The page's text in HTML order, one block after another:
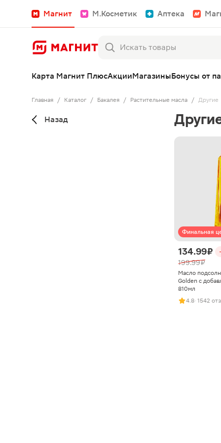
Магнит М.Косметик Аптека
Карта Магнит ПлюсАкцииМагазиныБонусы от
Главная / Каталог / Бакалея / Растительные масла / Другие
Назад
Финальная
134.99 ₽
199.99 ₽
Масло
Golden с
810мл
4.8· 1542